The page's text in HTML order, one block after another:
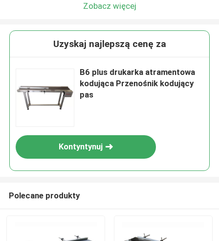
Zobacz więcej
Uzyskaj najlepszą cenę za
B6 plus drukarka atramentowa
kodująca Przenośnik kodujący
pas
Kontyntynuj
Polecane produkty